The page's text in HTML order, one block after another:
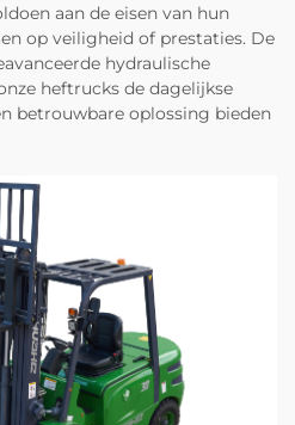
aan de eisen van hun
op veiligheid of prestaties. De
hydraulische
heftrucks de dagelijkse
betrouwbare oplossing bieden